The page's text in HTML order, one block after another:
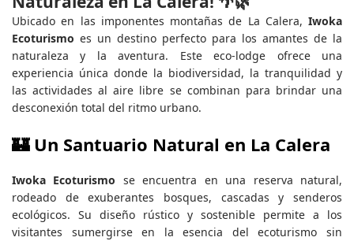
Ubicado en las imponentes montañas de La Calera, Iwoka
Ecoturismo es un destino perfecto para los amantes de la
naturaleza y la aventura. Este eco-lodge ofrece una
experiencia única donde la biodiversidad, la tranquilidad y
las actividades al aire libre se combinan para brindar una
desconexión total del ritmo urbano.
🏰 Un Santuario Natural en La Calera
Iwoka Ecoturismo se encuentra en una reserva natural,
rodeado de exuberantes bosques, cascadas y senderos
ecológicos. Su diseño rústico y sostenible permite a los
visitantes sumergirse en la esencia del ecoturismo sin